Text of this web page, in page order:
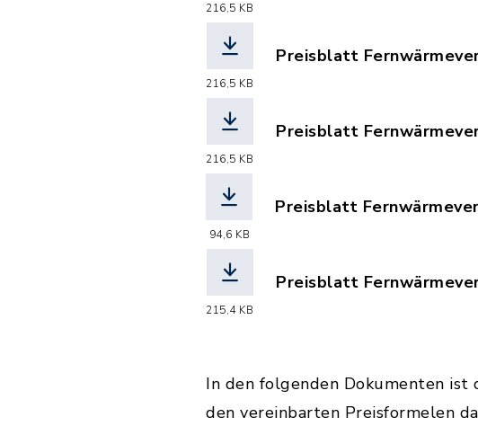
216,5 KB
216,5 KB
Preisblatt
216,5 KB
Preisblatt
94,6 KB
Preisblatt
215,4 KB
Preisblatt
In den folgenden Dokumenten
den vereinbarten Preisformelen